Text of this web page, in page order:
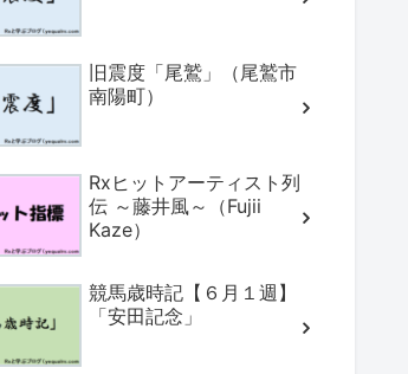
旧震度「尾鷲」（尾鷲市
南陽町）
Rxヒットアーティスト列
伝 ～藤井風～（Fujii
Kaze）
競馬歳時記【６月１週】
「安田記念」